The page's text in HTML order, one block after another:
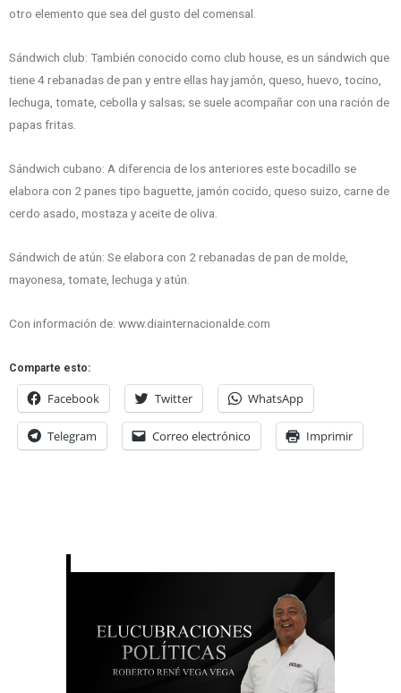
otro elemento que sea del gusto del comensal.
Sándwich club: También conocido como club house, es un sándwich que
tiene 4 rebanadas de pan y entre ellas hay jamón, queso, huevo, tocino,
lechuga, tomate, cebolla y salsas; se suele acompañar con una ración de
papas fritas.
Sándwich cubano: A diferencia de los anteriores este bocadillo se
elabora con 2 panes tipo baguette, jamón cocido, queso suizo, carne de
cerdo asado, mostaza y aceite de oliva.
Sándwich de atún: Se elabora con 2 rebanadas de pan de molde,
mayonesa, tomate, lechuga y atún.
Con información de: www.diainternacionalde.com
Comparte esto:
Facebook Twitter WhatsApp
Telegram Correo electrónico Imprimir